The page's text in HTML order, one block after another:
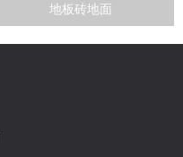
地板砖地面